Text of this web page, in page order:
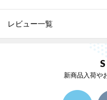
レビュー一覧
新商品入荷や